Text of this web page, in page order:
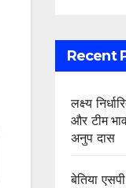
Recent
लक्ष्य
और टीम
अनुप दास
बेतिया